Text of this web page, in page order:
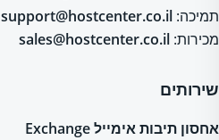
תמיכה: support@hostcenter.co.il
מכירות: sales@hostcenter.co.il
שירותים
אחסון תיבות אימייל Exchange